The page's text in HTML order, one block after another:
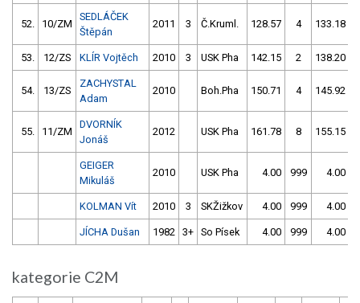
52. 10/ZM
SEDLÁČEK
Štěpán
2011 3 Č.Kruml. 128.57 4 133.18
53. 12/ZS KLÍR Vojtěch 2010 3 USK Pha 142.15 2 138.20
54. 13/ZS
ZACHYSTAL
Adam
2010 Boh.Pha 150.71 4 145.92
55. 11/ZM
DVORNÍK
Jonáš
2012 USK Pha 161.78 8 155.15
GEIGER
Mikuláš
2010 USK Pha 4.00 999 4.00
KOLMAN Vít 2010 3 SKŽižkov 4.00 999 4.00
JÍCHA Dušan 1982 3+ So Písek 4.00 999 4.00
kategorie C2M